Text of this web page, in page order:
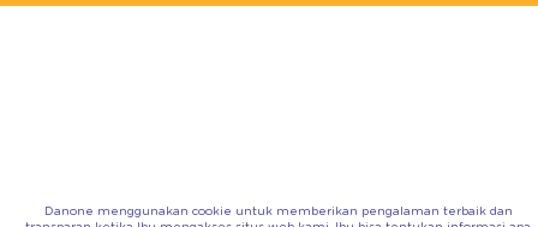
Danone menggunakan cookie untuk memberikan pengalaman terbaik dan